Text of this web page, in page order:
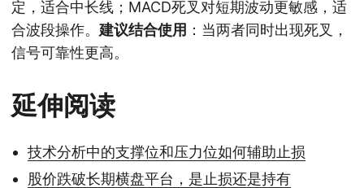
定，适合中长线；MACD死叉对短期波动更敏感，适
合波段操作。 建议结合使用 ：当两者同时出现死叉，
信号可靠性更高。
延伸阅读
技术分析中的支撑位和压力位如何辅助止损
股价跌破长期横盘平台，是止损还是持有